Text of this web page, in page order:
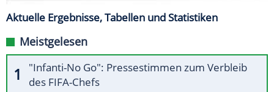
Aktuelle Ergebnisse, Tabellen und Statistiken
Meistgelesen
"Infanti-No Go": Pressestimmen zum Verbleib
des FIFA-Chefs